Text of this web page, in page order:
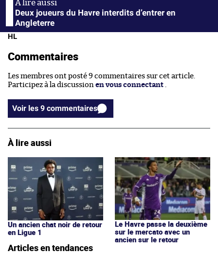
Deux joueurs du Havre interdits d’entrer en
Angleterre
HL
Commentaires
Les membres ont posté 9 commentaires sur cet article.
Participez à la discussion en vous connectant
Voir les 9 commentaires
À lire aussi
Un ancien chat noir de retour
en Ligue 1
Le Havre passe la deuxième
sur le mercato avec un
ancien sur le retour
Articles en tendances